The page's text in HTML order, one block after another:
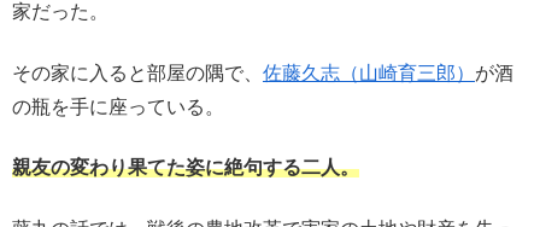
家だった。
その家に入ると部屋の隅で、 佐藤久志（山崎育三郎） が酒
の瓶を手に座っている。
親友の変わり果てた姿に絶句する二人。